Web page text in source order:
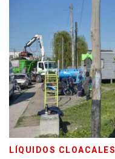
LÍQUIDOS CLOACALES